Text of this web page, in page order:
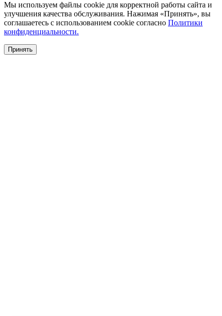
Мы используем файлы cookie для корректной работы сайта и
улучшения качества обслуживания. Нажимая «Принять», вы
соглашаетесь с использованием cookie согласно Политики
конфиденциальности.
Принять